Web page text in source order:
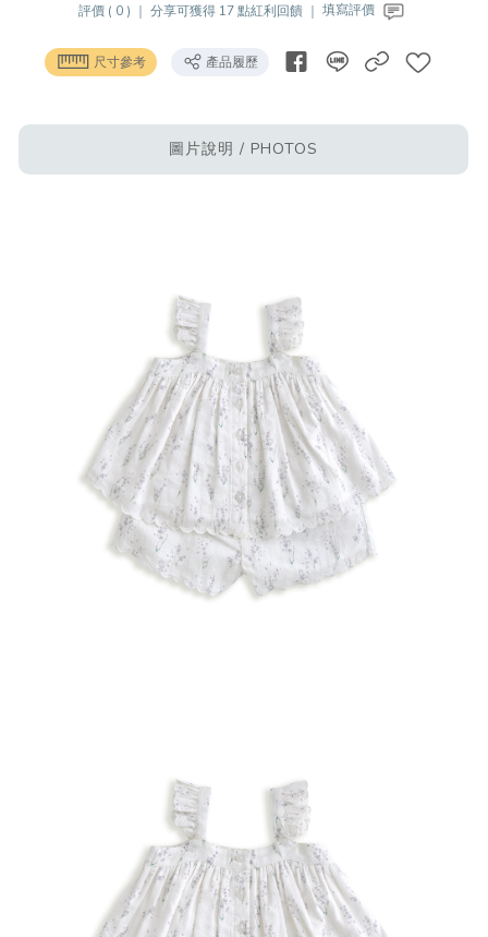
評價 ( 0 ) ｜分享可獲得 17 點紅利回饋 ｜填寫評價
尺寸參考 產品履歷
圖片說明 / PHOTOS